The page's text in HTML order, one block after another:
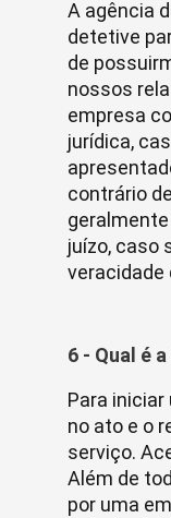
A agência
detetive
de
nossos
empresa
jurídica,
contrário
juízo, caso
veracidade
6 - Qual é
Para iniciar
no ato e o
serviço.
Além de
por uma